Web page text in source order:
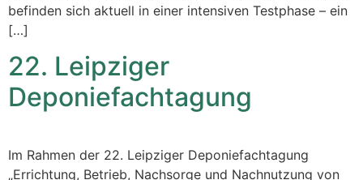
befinden sich aktuell in einer intensiven Testphase – ein
[…]
22. Leipziger
Deponiefachtagung
Im Rahmen der 22. Leipziger Deponiefachtagung
„Errichtung, Betrieb, Nachsorge und Nachnutzung von